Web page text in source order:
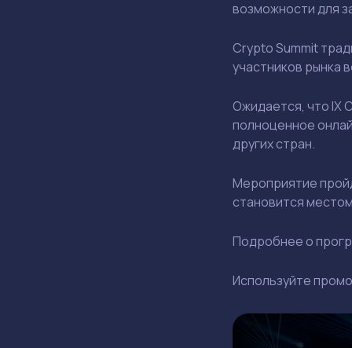
возможности для
Crypto Summit
участников рынка
Ожидается, что IX
полноценное
других стран.
Мероприятие
становится
Подробнее о
Используйте